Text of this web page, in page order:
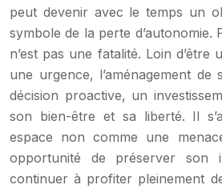
peut devenir avec le temps un
symbole de la perte d’autonomie.
n’est pas une fatalité. Loin d’être
une urgence, l’aménagement de
décision proactive, un
son bien-être et sa liberté. Il
espace non comme une
opportunité de préserver son
continuer à profiter pleinement